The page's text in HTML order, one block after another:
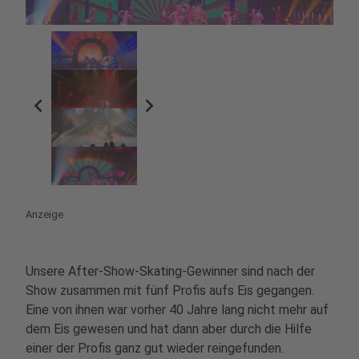
chevron_left chevron_right
Anzeige
Unsere After-Show-Skating-Gewinner sind nach der
Show zusammen mit fünf Profis aufs Eis gegangen.
Eine von ihnen war vorher 40 Jahre lang nicht mehr auf
dem Eis gewesen und hat dann aber durch die Hilfe
einer der Profis ganz gut wieder reingefunden.